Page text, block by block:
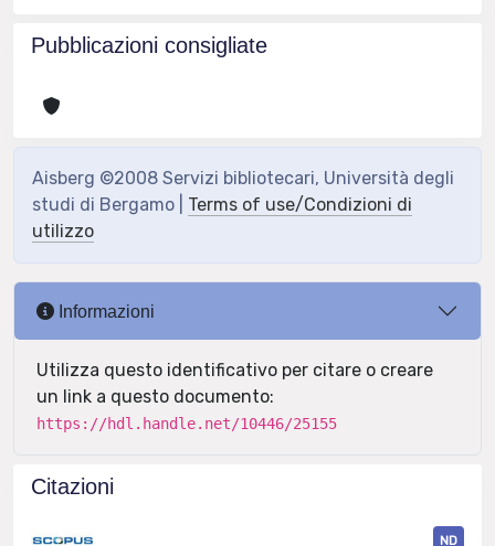
Pubblicazioni consigliate
Aisberg ©2008 Servizi bibliotecari, Università degli
studi di Bergamo | Terms of use/Condizioni di
utilizzo
Informazioni
Utilizza questo identificativo per citare o creare
un link a questo documento:
https://hdl.handle.net/10446/25155
Citazioni
ND